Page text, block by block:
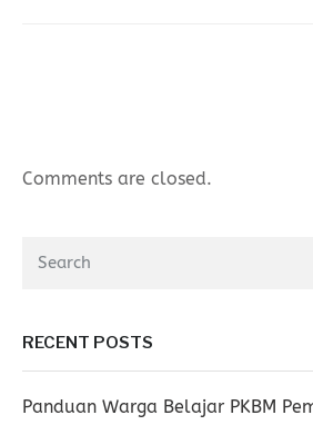
Comments are closed.
RECENT POSTS
Panduan Warga Belajar PKBM